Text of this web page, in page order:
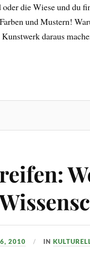
die Wiese und du
und Mustern!
daraus
2010 IN